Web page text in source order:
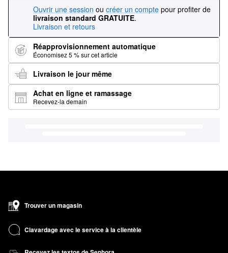
Ouvrir une session ou créer un compte pour profiter de
livraison standard GRATUITE.
Livraison et retours
Réapprovisionnement automatique
Économisez 5 % sur cet article
Livraison le jour même
Achat en ligne et ramassage
Recevez-la demain
Trouver un magasin
Clavardage avec le service à la clientèle